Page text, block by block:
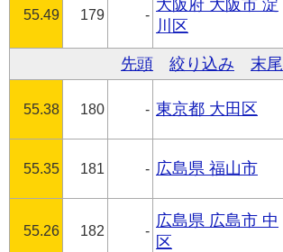
55.49 179 -
大阪府 大阪市 淀
川区
先頭 絞り込み 末尾
55.38 180 - 東京都 大田区
55.35 181 - 広島県 福山市
55.26 182 -
広島県 広島市 中
区